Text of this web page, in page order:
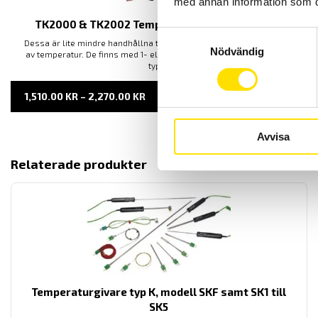
Samtyckesval
Nödvändig
Avvisa
TK2000 & TK2002 Temperaturinstrument typ K
Dessa är lite mindre handhållna temperaturinstrument för mätning
av temperatur. De finns med 1- eller 2- ingångar för termoelement
typ k.
1,510.00 KR – 2,270.00 KRPRISINTERVALL:
1,510.00 KR
TILL
Relaterade produkter
Temperaturgivare typ K, modell SKF samt SK1 till
SK5